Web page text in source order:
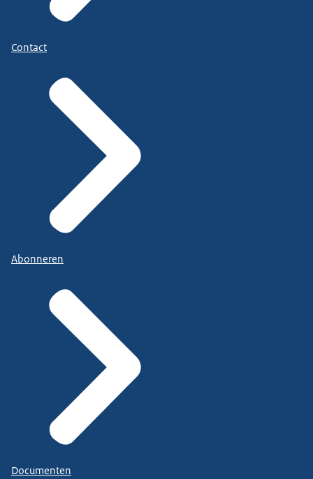
Contact
Abonneren
Documenten